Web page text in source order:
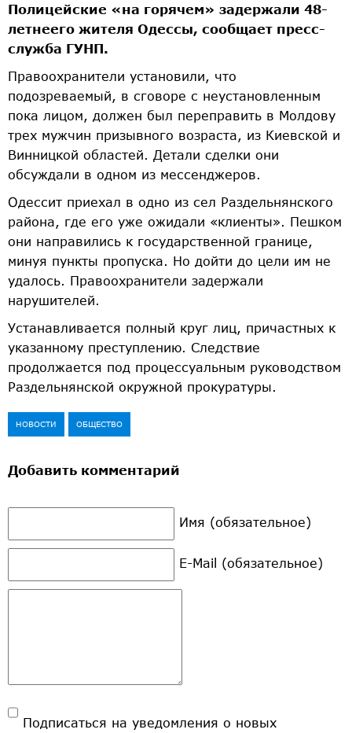
Полицейские «на горячем» задержали 48-
летнеего жителя Одессы, сообщает пресс-
служба ГУНП.
Правоохранители установили, что
подозреваемый, в сговоре с неустановленным
пока лицом, должен был переправить в Молдову
трех мужчин призывного возраста, из Киевской и
Винницкой областей. Детали сделки они
обсуждали в одном из мессенджеров.
Одессит приехал в одно из сел Раздельнянского
района, где его уже ожидали «клиенты». Пешком
они направились к государственной границе,
минуя пункты пропуска. Но дойти до цели им не
удалось. Правоохранители задержали
нарушителей.
Устанавливается полный круг лиц, причастных к
указанному преступлению. Следствие
продолжается под процессуальным руководством
Раздельнянской окружной прокуратуры.
НОВОСТИ ОБЩЕСТВО
Добавить комментарий
Имя (обязательное)
E-Mail (обязательное)
Подписаться на уведомления о новых